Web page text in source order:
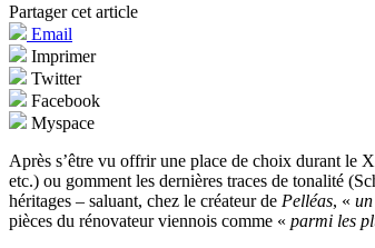
Partager cet article
Email
Imprimer
Twitter
Facebook
Myspace
Après s’être vu offrir une place de choix durant le
etc.) ou gomment les dernières traces de tonalité
héritages – saluant, chez le créateur de Pelléas, «
pièces du rénovateur viennois comme « parmi les